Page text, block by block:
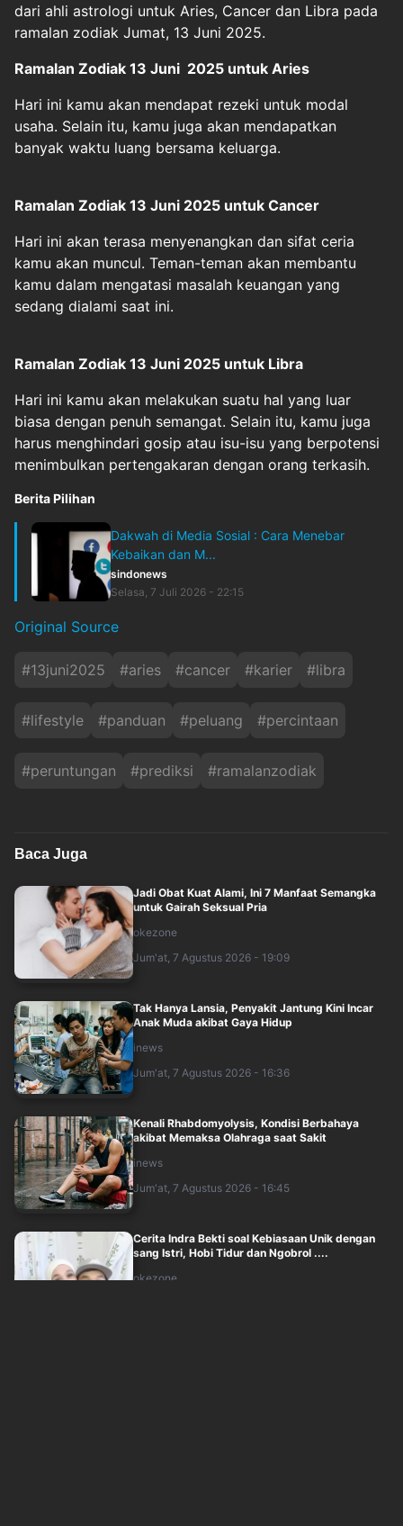
dari ahli astrologi untuk Aries, Cancer dan Libra pada
ramalan zodiak Jumat, 13 Juni 2025.
Ramalan Zodiak 13 Juni 2025 untuk Aries
Hari ini kamu akan mendapat rezeki untuk modal
usaha. Selain itu, kamu juga akan mendapatkan
banyak waktu luang bersama keluarga.
Ramalan Zodiak 13 Juni 2025 untuk Cancer
Hari ini akan terasa menyenangkan dan sifat ceria
kamu akan muncul. Teman-teman akan membantu
kamu dalam mengatasi masalah keuangan yang
sedang dialami saat ini.
Ramalan Zodiak 13 Juni 2025 untuk Libra
Hari ini kamu akan melakukan suatu hal yang luar
biasa dengan penuh semangat. Selain itu, kamu juga
harus menghindari gosip atau isu-isu yang berpotensi
menimbulkan pertengakaran dengan orang terkasih.
Berita Pilihan
Dakwah di Media Sosial : Cara Menebar
Kebaikan dan M...
sindonews
Selasa, 7 Juli 2026 - 22:15
Original Source
#13juni2025 #aries #cancer #karier #libra
#lifestyle #panduan #peluang #percintaan
#peruntungan #prediksi #ramalanzodiak
Baca Juga
Jadi Obat Kuat Alami, Ini 7 Manfaat Semangka
untuk Gairah Seksual Pria
okezone
Jum'at, 7 Agustus 2026 - 19:09
Tak Hanya Lansia, Penyakit Jantung Kini Incar
Anak Muda akibat Gaya Hidup
inews
Jum'at, 7 Agustus 2026 - 16:36
Kenali Rhabdomyolysis, Kondisi Berbahaya
akibat Memaksa Olahraga saat Sakit
inews
Jum'at, 7 Agustus 2026 - 16:45
Cerita Indra Bekti soal Kebiasaan Unik dengan
sang Istri, Hobi Tidur dan Ngobrol ....
okezone